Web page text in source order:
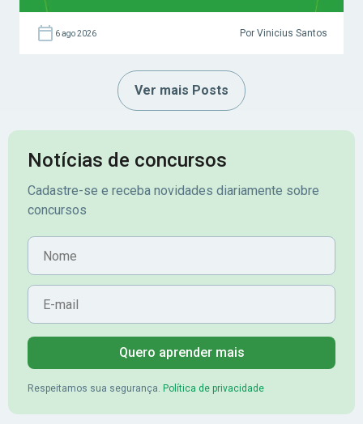
6 ago 2026 Por Vinicius Santos
Ver mais Posts
Notícias de concursos
Cadastre-se e receba novidades diariamente sobre
concursos
Nome
E-mail
Quero aprender mais
Respeitamos sua segurança. Política de privacidade